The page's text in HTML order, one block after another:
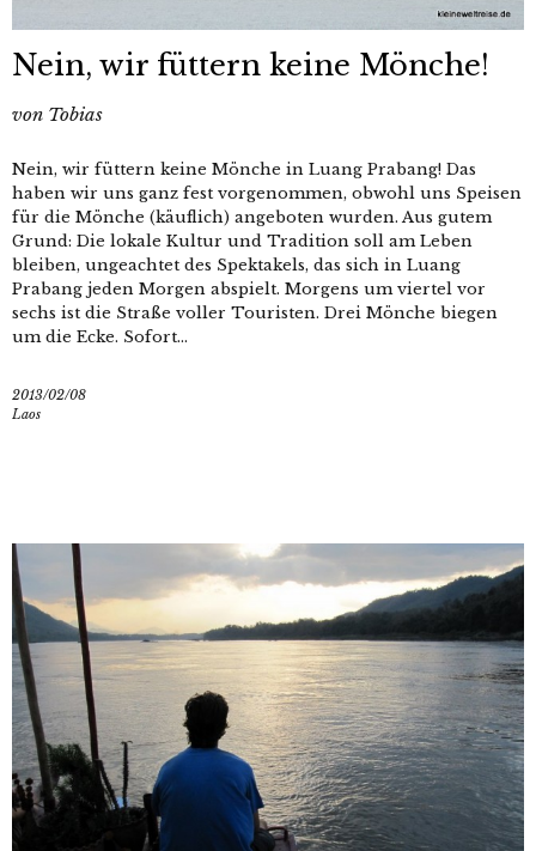
Nein, wir füttern keine Mönche!
von Tobias
Nein, wir füttern keine Mönche in Luang Prabang! Das
haben wir uns ganz fest vorgenommen, obwohl uns Speisen
für die Mönche (käuflich) angeboten wurden. Aus gutem
Grund: Die lokale Kultur und Tradition soll am Leben
bleiben, ungeachtet des Spektakels, das sich in Luang
Prabang jeden Morgen abspielt. Morgens um viertel vor
sechs ist die Straße voller Touristen. Drei Mönche biegen
um die Ecke. Sofort...
2013/02/08
Laos